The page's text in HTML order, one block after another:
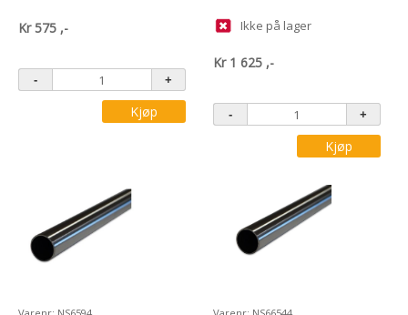
Kr575 ,-
Kjøp
Ikke på lager
Kr 1 625 ,-
Kjøp